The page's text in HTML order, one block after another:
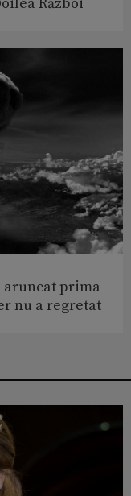
aruncat prima
nu a regretat